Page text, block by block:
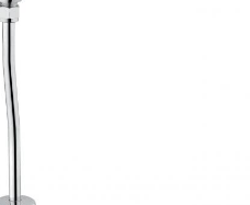
il collegamento
le guarnizioni con filtro da
tubazioni prima di iniziare
il controllo della tenuta dei
di grasso ed
tramite il deflusso di
l'asportazione dei detriti e